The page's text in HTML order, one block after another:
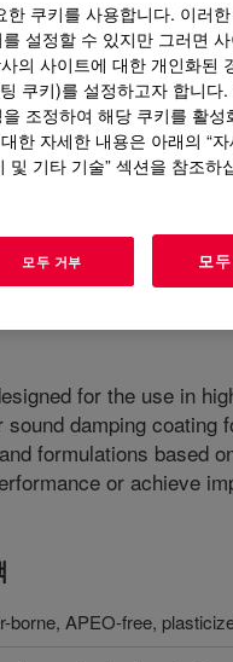
for the use in
damping coating
formulations based
or achieve
borne, APEO-free,
쿠키를 사용합니다. 이러
설정할 수 있지만 그러면
의 사이트에 대한 개인화된
쿠키)를 설정하고자 합니다.
조정하여 해당 쿠키를 활성
한 자세한 내용은 아래의 “
및 기타 기술” 섹션을 참조하
모두 거부 모